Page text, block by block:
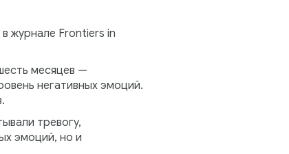
журнале Frontiers in
месяцев —
негативных эмоций.
тревогу,
эмоций, но и